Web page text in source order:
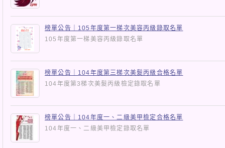
榜單公告｜105年度第一梯次美容丙級錄取名單
105年度第一梯美容丙級錄取名單
榜單公告｜104年度第三梯次美髮丙級合格名單
104年度第3梯次美髮丙級檢定錄取名單
榜單公告｜104年度一、二級美甲檢定合格名單
104年度一、二級美甲檢定錄取名單